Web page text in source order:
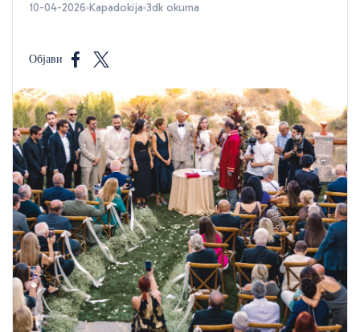
10-04-2026 Kapadokija 3dk okuma
Објави